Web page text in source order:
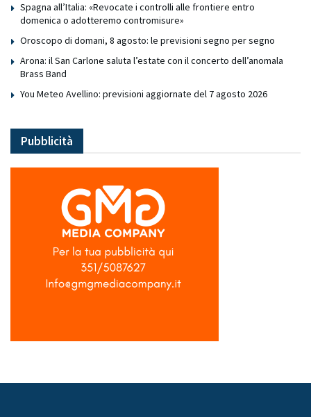
Spagna all’Italia: «Revocate i controlli alle frontiere entro
domenica o adotteremo contromisure»
Oroscopo di domani, 8 agosto: le previsioni segno per segno
Arona: il San Carlone saluta l’estate con il concerto dell’anomala
Brass Band
You Meteo Avellino: previsioni aggiornate del 7 agosto 2026
Pubblicità